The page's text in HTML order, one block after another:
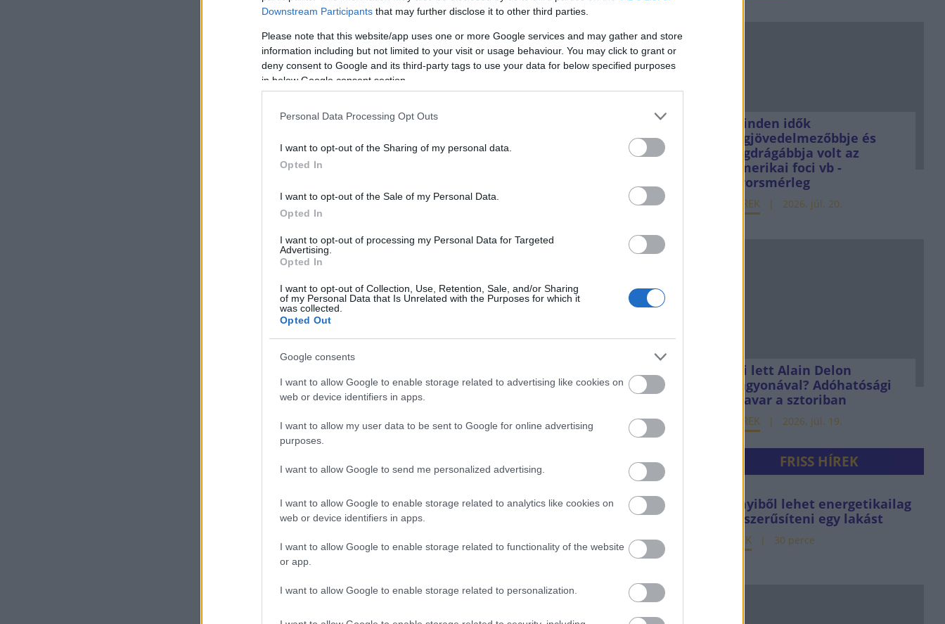
Downstream Participants that may further disclose it to other third parties.
Please note that this website/app uses one or more Google services and may gather and store
information including but not limited to your visit or usage behaviour. You may click to grant or
deny consent to Google and its third-party tags to use your data for below specified purposes
in below Google consent section.
Personal Data Processing Opt Outs
I want to opt-out of the Sharing of my personal data.
Opted In
I want to opt-out of the Sale of my Personal Data.
Opted In
I want to opt-out of processing my Personal Data for Targeted
Advertising.
Opted In
I want to opt-out of Collection, Use, Retention, Sale, and/or Sharing
of my Personal Data that Is Unrelated with the Purposes for which it
was collected.
Opted Out
Google consents
I want to allow Google to enable storage related to advertising like cookies on
web or device identifiers in apps.
I want to allow my user data to be sent to Google for online advertising
purposes.
I want to allow Google to send me personalized advertising.
I want to allow Google to enable storage related to analytics like cookies on
web or device identifiers in apps.
I want to allow Google to enable storage related to functionality of the website
or app.
I want to allow Google to enable storage related to personalization.
Minden idők
legjövedelmezőbbje és
legdrágábbja volt az
amerikai foci vb -
gyorsmérleg
HÍREK 2026. júl. 20.
Mi lett Alain Delon
vagyonával? Adóhatósági
csavar a sztoriban
HÍREK 2026. júl. 19.
FRISS HÍREK
Ennyiből lehet energetikailag
korszerűsíteni egy lakást
HÍREK 30 perce